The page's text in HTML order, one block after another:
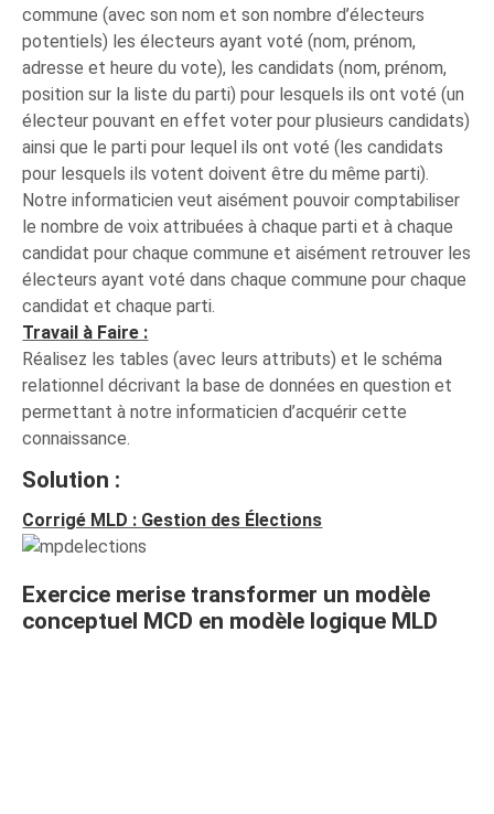
commune (avec son nom et son nombre d’électeurs
potentiels) les électeurs ayant voté (nom, prénom,
adresse et heure du vote), les candidats (nom, prénom,
position sur la liste du parti) pour lesquels ils ont voté (un
électeur pouvant en effet voter pour plusieurs candidats)
ainsi que le parti pour lequel ils ont voté (les candidats
pour lesquels ils votent doivent être du même parti).
Notre informaticien veut aisément pouvoir comptabiliser
le nombre de voix attribuées à chaque parti et à chaque
candidat pour chaque commune et aisément retrouver les
électeurs ayant voté dans chaque commune pour chaque
candidat et chaque parti.
Travail à Faire :
Réalisez les tables (avec leurs attributs) et le schéma
relationnel décrivant la base de données en question et
permettant à notre informaticien d’acquérir cette
connaissance.
Solution :
Corrigé MLD : Gestion des Élections
Exercice merise transformer un modèle
conceptuel MCD en modèle logique MLD